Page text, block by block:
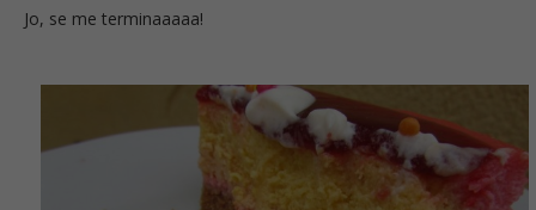
Jo, se me terminaaaaa!